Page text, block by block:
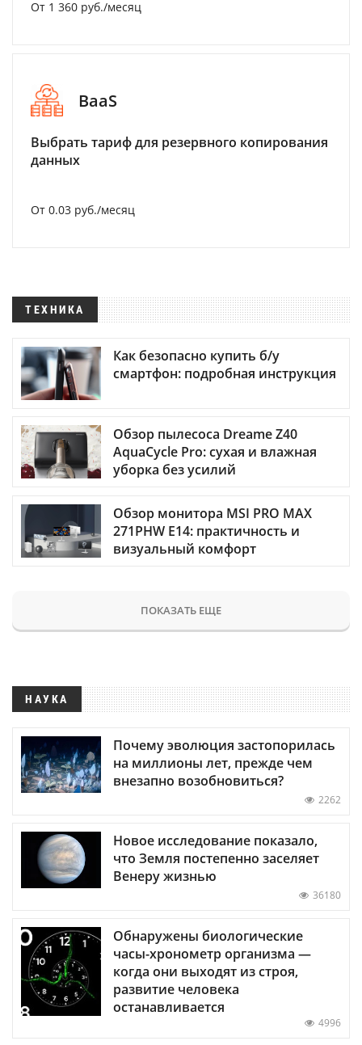
От 1 360 руб./месяц
BaaS
Выбрать тариф для резервного копирования
данных
От 0.03 руб./месяц
ТЕХНИКА
Как безопасно купить б/у
смартфон: подробная инструкция
Обзор пылесоса Dreame Z40
AquaCycle Pro: сухая и влажная
уборка без усилий
Обзор монитора MSI PRO MAX
271PHW E14: практичность и
визуальный комфорт
ПОКАЗАТЬ ЕЩЕ
НАУКА
Почему эволюция застопорилась
на миллионы лет, прежде чем
внезапно возобновиться?
2262
Новое исследование показало,
что Земля постепенно заселяет
Венеру жизнью
36180
Обнаружены биологические
часы-хронометр организма —
когда они выходят из строя,
развитие человека
останавливается
4996